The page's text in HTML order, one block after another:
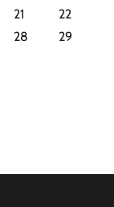
21
22
28
29